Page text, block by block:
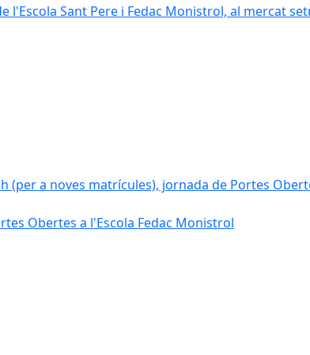
l'Escola Sant Pere i Fedac Monistrol, al mercat
(per a noves matrícules), jornada de Portes
Obertes a l'Escola Fedac Monistrol